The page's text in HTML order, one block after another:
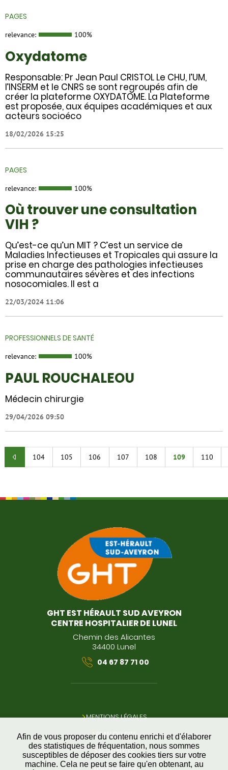
Afin de vous proposer du contenu enrichi et d'élaborer
des statistiques de fréquentation, nous sommes
susceptibles de déposer des cookies tiers sur votre
machine. Cela ne peut se faire qu'en obtenant, au
PAGES
relevance: 100%
Oxydatome
Responsable: Pr Jean Paul CRISTOL Le CHU, l’UM,
l’INSERM et le CNRS se sont regroupés afin de
créer la plateforme OXYDATOME. La Plateforme
est proposée, aux équipes académiques et aux
acteurs socioéco
18/02/2026 15:25
PAGES
relevance: 100%
Où trouver une consultation
VIH ?
Qu’est-ce qu’un MIT ? C’est un service de
Maladies Infectieuses et Tropicales qui assure la
prise en charge des pathologies infectieuses
communautaires sévères et des infections
nosocomiales. Il est a
22/03/2024 11:06
PROFESSIONNELS DE SANTÉ
relevance: 100%
PAUL ROUCHALEOU
Médecin chirurgie
29/04/2026 09:50
104 105 106 107 108 109 110
GHT EST HÉRAULT SUD AVEYRON
CENTRE HOSPITALIER DE LUNEL
Chemin des Alicantes
34400 Lunel
04 67 87 71 00
MENTIONS LÉGALES
PLAN DU SITE
ACTUALITÉS